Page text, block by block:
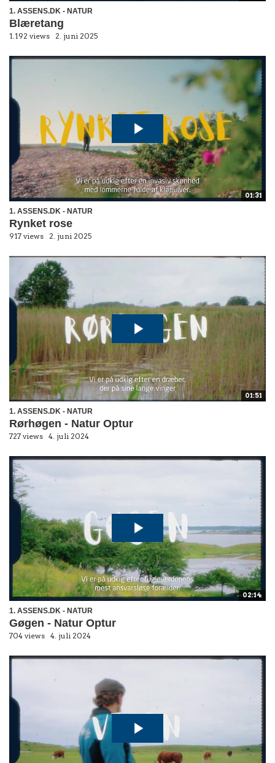
1. ASSENS.DK - NATUR
Blæretang
1.192 views 2. juni 2025
01:31
1. ASSENS.DK - NATUR
Rynket rose
917 views 2. juni 2025
01:51
1. ASSENS.DK - NATUR
Rørhøgen - Natur Optur
727 views 4. juli 2024
02:14
1. ASSENS.DK - NATUR
Gøgen - Natur Optur
704 views 4. juli 2024